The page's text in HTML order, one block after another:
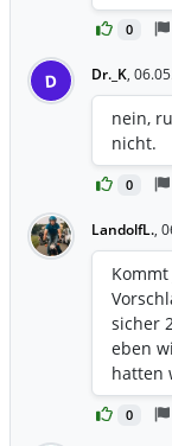
0
D Dr._K,
0
nein,
nicht.
LandolfL.,
0
sicher
eben
hatten